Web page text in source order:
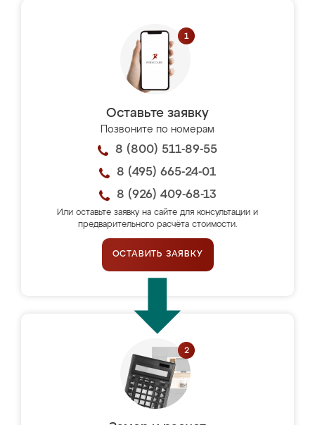
Оставьте заявку
Позвоните по номерам
8 (800) 511-89-55
8 (495) 665-24-01
8 (926) 409-68-13
Или оставьте заявку на сайте для консультации и
предварительного расчёта стоимости.
ОСТАВИТЬ ЗАЯВКУ